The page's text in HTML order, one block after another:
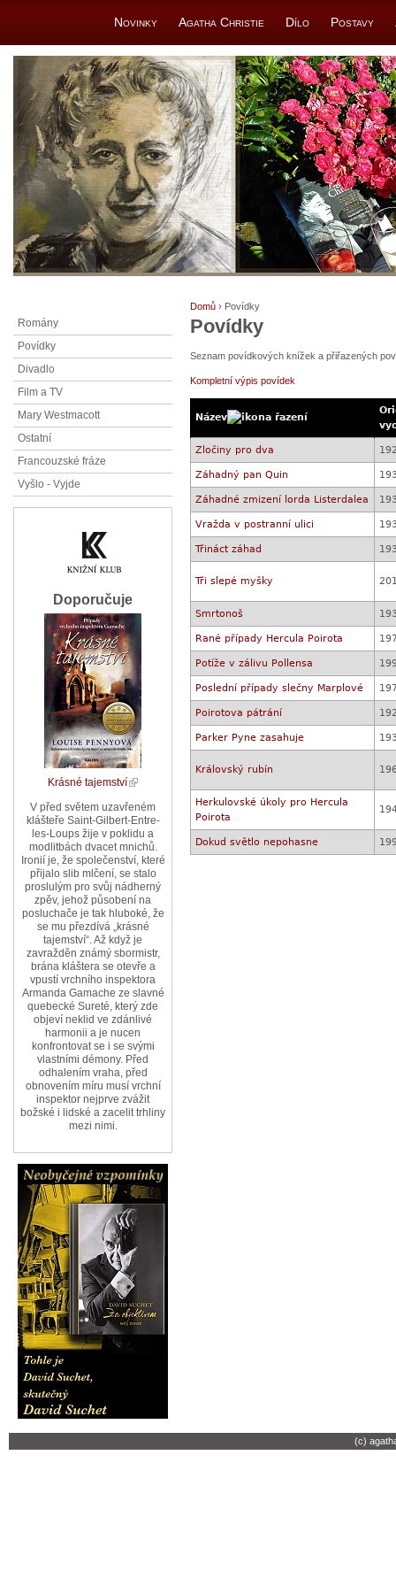
Novinky Agatha Christie Dílo Postavy
Domů › Povídky
Povídky
Seznam povídkových knížek a přiřazených
Kompletní výpis povídek
Název
Zločiny pro dva
Záhadný pan Quin
Záhadné zmizení lorda Listerdalea
Vražda v postranní ulici
Třináct záhad
Tři slepé myšky
Smrtonoš
Rané případy Hercula Poirota
Potíže v zálivu Pollensa
Poslední případy slečny Marplové
Poirotova pátrání
Parker Pyne zasahuje
Královský rubín
Herkulovské úkoly pro Hercula
Poirota
Dokud světlo nepohasne
Romány
Povídky
Divadlo
Film a TV
Mary Westmacott
Ostatní
Francouzské fráze
Vyšlo - Vyjde
Doporučuje
Krásné tajemství
V před světem uzavřeném
klášteře Saint-Gilbert-Entre-
les-Loups žije v poklidu a
modlitbách dvacet mnichů.
Ironií je, že společenství, které
přijalo slib mlčení, se stalo
proslulým pro svůj nádherný
zpěv, jehož působení na
posluchače je tak hluboké, že
se mu přezdívá „krásné
tajemství“. Až když je
zavražděn známý sbormistr,
brána kláštera se otevře a
vpustí vrchního inspektora
Armanda Gamache ze slavné
quebecké Sureté, který zde
objeví neklid ve zdánlivé
harmonii a je nucen
konfrontovat se i se svými
vlastními démony. Před
odhalením vraha, před
obnovením míru musí vrchní
inspektor nejprve zvážit
božské i lidské a zacelit trhliny
mezi nimi.
(c)